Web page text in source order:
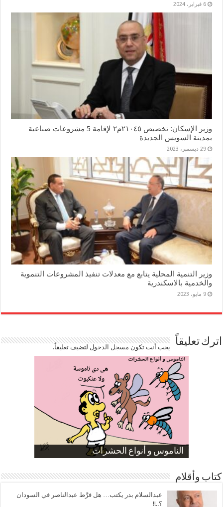
6 فبراير، 2024
وزير الإسكان: تخصيص ٢١٠٤٥م٢ لإقامة 5 مشروعات صناعية
بمدينة السويس الجديدة
29 ديسمبر، 2023
وزير التنمية المحلية يتابع مع معدلات تنفيذ المشروعات التنموية
والخدمية بالاسكندرية
9 مايو، 2023
اترك تعليقاً يجب أنت تكون مسجل الدخوللتضيف تعليقاً.
الناموس و أنواع الحشرات
الموظفين بعد ارتفاع الأسعار
ارتفاع نسبة الطلاق في مصر
صورة كاركاتيرية
صورة كاركاتيرية
كتاب وأقلام
عبدالسلام بدر يكتب… هل فرَّط عبدالناصر في السودان
؟..!!